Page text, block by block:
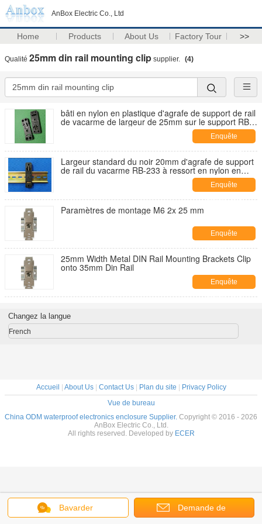
AnBox Electric Co., Ltd
Home Products About Us Factory Tour >>
Qualité 25mm din rail mounting clip supplier. (4)
bâti en nylon en plastique d'agrafe de support de rail
de vacarme de largeur de 25mm sur le support RB-
Enquête
maintenant
Largeur standard du noir 20mm d'agrafe de support
de rail du vacarme RB-233 à ressort en nylon en
Enquête
maintenant
Paramètres de montage M6 2x 25 mm
Enquête
maintenant
25mm Width Metal DIN Rail Mounting Brackets Clip
onto 35mm Din Rail
Enquête
maintenant
Bavarder Demande de
Changez la langue
French
Accueil About Us| Contact Us| Plan du site
Privacy Policy
Vue de bureau
China ODM waterproof electronics enclosure Supplier. Copyright © 2016 - 2026
AnBox Electric Co., Ltd.
All rights reserved. Developed by ECER